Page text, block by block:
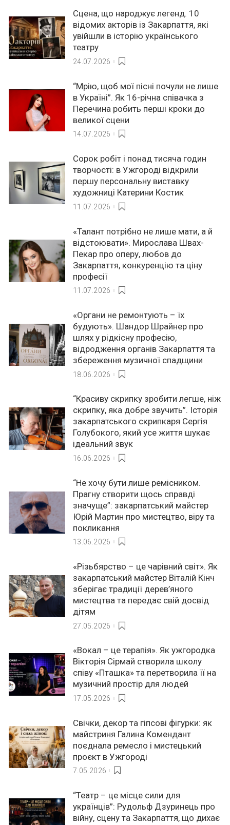
Сцена, що народжує легенд. 10
відомих акторів із Закарпаття, які
увійшли в історію українського
театру
24.07.2026
“Мрію, щоб мої пісні почули не лише
в Україні”. Як 16-річна співачка з
Перечина робить перші кроки до
великої сцени
14.07.2026
Сорок робіт і понад тисяча годин
творчості: в Ужгороді відкрили
першу персональну виставку
художниці Катерини Костик
11.07.2026
«Талант потрібно не лише мати, а й
відстоювати». Мирослава Швах-
Пекар про оперу, любов до
Закарпаття, конкуренцію та ціну
професії
11.07.2026
«Органи не ремонтують – їх
будують». Шандор Шрайнер про
шлях у рідкісну професію,
відродження органів Закарпаття та
збереження музичної спадщини
18.06.2026
“Красиву скрипку зробити легше, ніж
скрипку, яка добре звучить”. Історія
закарпатського скрипкаря Сергія
Голубокого, який усе життя шукає
ідеальний звук
16.06.2026
“Не хочу бути лише ремісником.
Прагну створити щось справді
значуще”: закарпатський майстер
Юрій Мартин про мистецтво, віру та
покликання
13.06.2026
«Різьбярство – це чарівний світ». Як
закарпатський майстер Віталій Кінч
зберігає традиції дерев’яного
мистецтва та передає свій досвід
дітям
27.05.2026
«Вокал – це терапія». Як ужгородка
Вікторія Сірмай створила школу
співу «Пташка» та перетворила її на
музичний простір для людей
17.05.2026
Свічки, декор та гіпсові фігурки: як
майстриня Галина Комендант
поєднала ремесло і мистецький
проєкт в Ужгороді
7.05.2026
“Театр – це місце сили для
українців”: Рудольф Дзуринець про
війну, сцену та Закарпаття, що дихає